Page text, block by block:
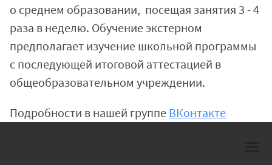
о среднем образовании, посещая занятия 3 - 4
раза в неделю. Обучение экстерном
предполагает изучение школьной программы
с последующей итоговой аттестацией в
общеобразовательном учреждении.
Подробности в нашей группе ВКонтакте